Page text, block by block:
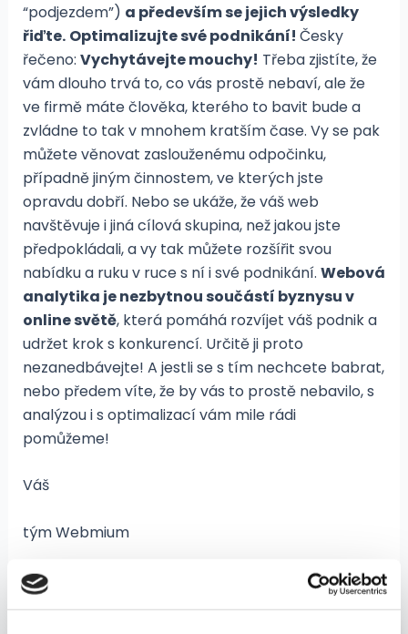
“podjezdem”) a především se jejich výsledky
řiďte. Optimalizujte své podnikání! Česky
řečeno: Vychytávejte mouchy! Třeba zjistíte, že
vám dlouho trvá to, co vás prostě nebaví, ale že
ve firmě máte člověka, kterého to bavit bude a
zvládne to tak v mnohem kratším čase. Vy se pak
můžete věnovat zaslouženému odpočinku,
případně jiným činnostem, ve kterých jste
opravdu dobří. Nebo se ukáže, že váš web
navštěvuje i jiná cílová skupina, než jakou jste
předpokládali, a vy tak můžete rozšířit svou
nabídku a ruku v ruce s ní i své podnikání. Webová
analytika je nezbytnou součástí byznysu v
online světě, která pomáhá rozvíjet váš podnik a
udržet krok s konkurencí. Určitě ji proto
nezanedbávejte! A jestli se s tím nechcete babrat,
nebo předem víte, že by vás to prostě nebavilo, s
analýzou i s optimalizací vám mile rádi
pomůžeme!
Váš
tým Webmium